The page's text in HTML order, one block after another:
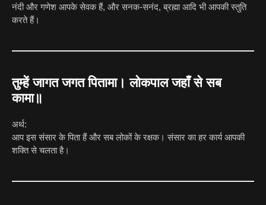
नंदी और गणेश आपके सेवक हैं, और सनक-सनंद, ब्रह्मा आदि भी आपकी स्तुति
करते हैं।
तुम्हें जागत जगत पितामा। लोकपाल जहाँ से सब
कामा॥
अर्थ:
आप इस संसार के पिता हैं और सब लोकों के रक्षक। संसार का हर कार्य आपकी
शक्ति से चलता है।